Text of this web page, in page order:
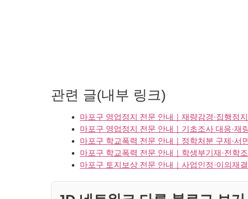
관련 글(내부 링크)
마포구 영업정지 전문 안내｜재량감경·집행정
마포구 영업정지 전문 안내｜기초조사 대응·재
마포구 학교폭력 전문 안내｜정학처분 구제·서
마포구 학교폭력 전문 안내｜학생부기재·전학
마포구 토지보상 전문 안내｜사업인정·이의재